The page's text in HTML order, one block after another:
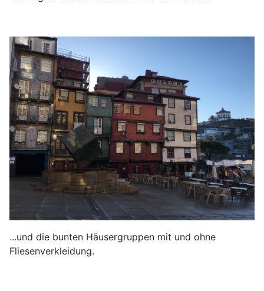
...und die bunten Häusergruppen mit und ohne
Fliesenverkleidung.